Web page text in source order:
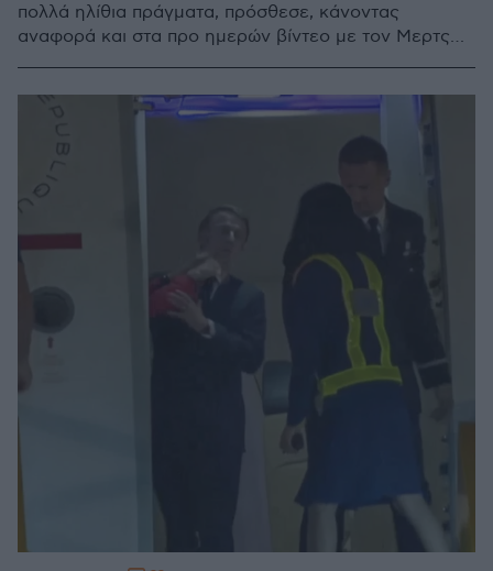
πολλά ηλίθια πράγματα, πρόσθεσε, κάνοντας
αναφορά και στα προ ημερών βίντεο με τον Μερτς